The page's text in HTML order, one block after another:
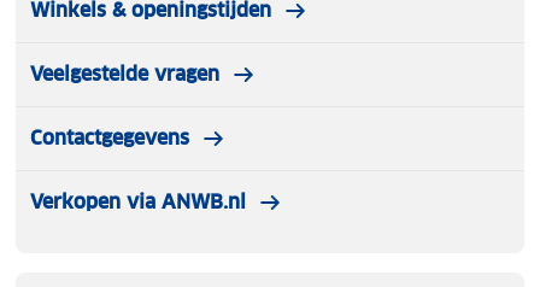
Winkels & openingstijden
Veelgestelde vragen
Contactgegevens
Verkopen via ANWB.nl